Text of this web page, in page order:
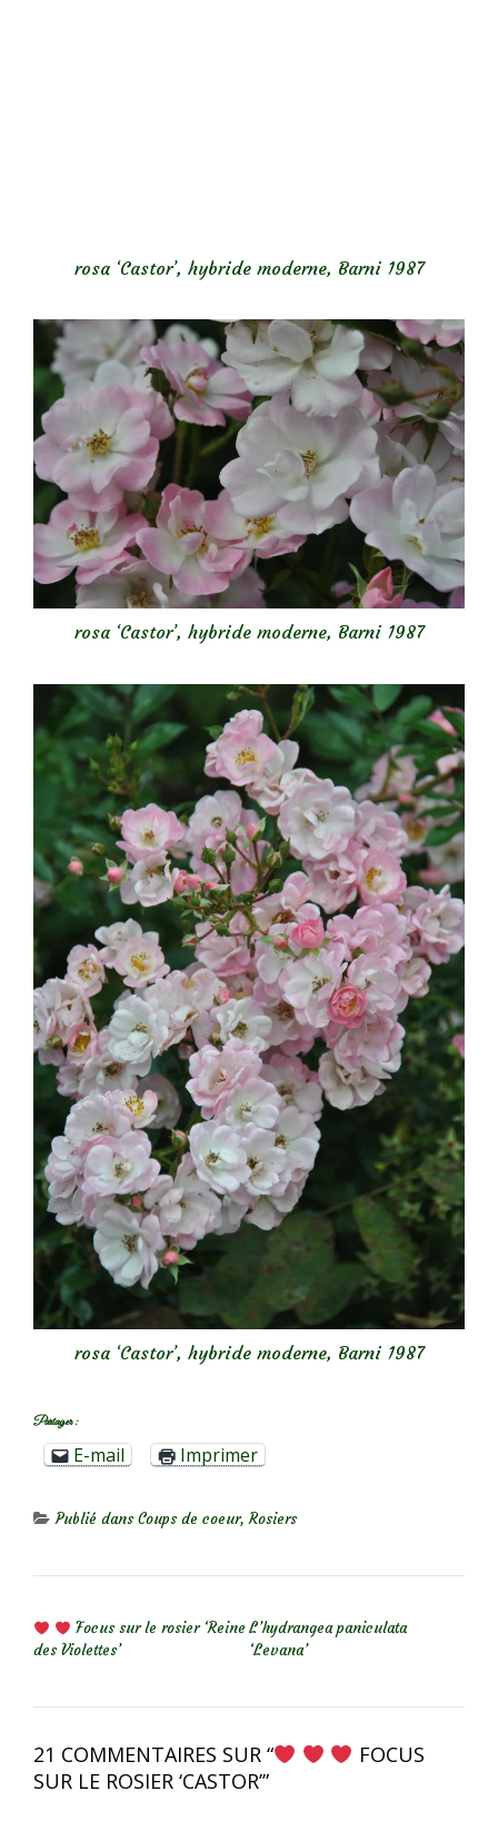
rosa ‘Castor’, hybride moderne, Barni 1987
rosa ‘Castor’, hybride moderne, Barni 1987
rosa ‘Castor’, hybride moderne, Barni 1987
Partager :
E-mail Imprimer
Publié dansCoups de coeur,Rosiers
Focus sur le rosier ‘Reine
des Violettes’
L’hydrangea paniculata
‘Levana’
21 COMMENTAIRES SUR “
FOCUS
SUR LE ROSIER ‘CASTOR’”